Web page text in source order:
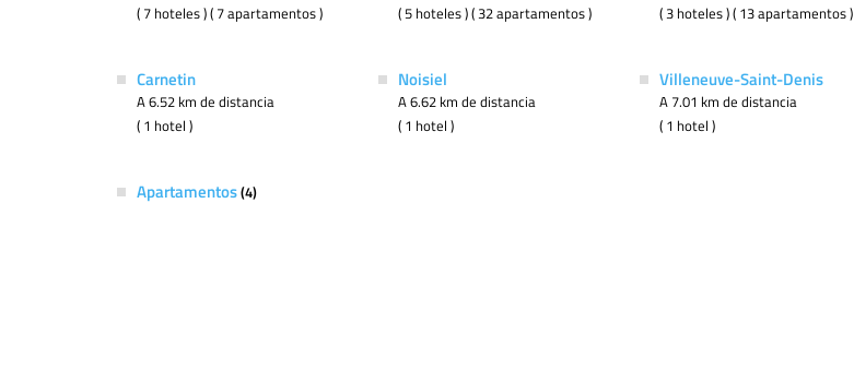
( 7 hoteles ) ( 7 apartamentos )
( 5 hoteles ) ( 32 apartamentos )
( 3 hoteles ) ( 13 apartamentos )
Carnetin
A 6.52 km de distancia
( 1 hotel )
Noisiel
A 6.62 km de distancia
( 1 hotel )
Villeneuve-Saint-Denis
A 7.01 km de distancia
( 1 hotel )
Apartamentos(4)